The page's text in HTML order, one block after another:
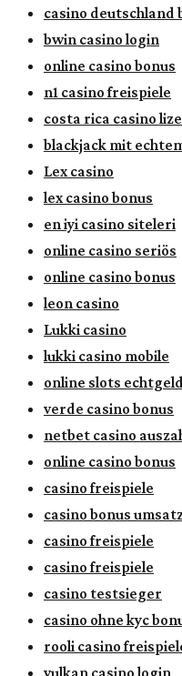
casino deutschland
bwin casino login
online casino bonus
n1 casino freispiele
costa rica casino
blackjack mit
Lex casino
lex casino bonus
en iyi casino siteleri
online casino seriös
online casino bonus
leon casino
Lukki casino
lukki casino mobile
online slots echtgeld
verde casino bonus
netbet casino
online casino bonus
casino freispiele
casino bonus
casino freispiele
casino freispiele
casino testsieger
casino ohne kyc
rooli casino
vulkan casino login